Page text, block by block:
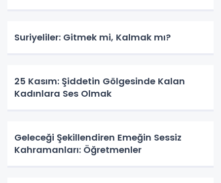
Suriyeliler: Gitmek mi, Kalmak mı?
25 Kasım: Şiddetin Gölgesinde Kalan
Kadınlara Ses Olmak
Geleceği Şekillendiren Emeğin Sessiz
Kahramanları: Öğretmenler